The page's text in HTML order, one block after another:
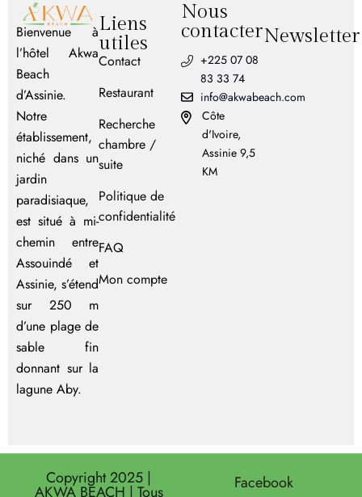
Bienvenue à
l’hôtel Akwa
Beach
d’Assinie.
Notre
établissement,
niché dans un
jardin
paradisiaque,
est situé à mi-
chemin entre
Assouindé et
Assinie, s’étend
sur 250 m
d’une plage de
sable fin
donnant sur la
lagune Aby.
Liens
utiles
Contact
Restaurant
Recherche
chambre /
suite
Politique de
confidentialité
FAQ
Mon compte
Nous
contacter
+225 07 08
83 33 74
info@akwabeach.com
Côte
d'Ivoire,
Assinie 9,5
KM
Newsletter
Copyright 2025 |
AKWA BEACH | Tous Facebook